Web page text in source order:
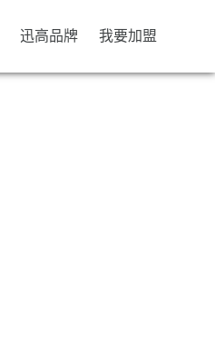
迅高品牌 我要加盟